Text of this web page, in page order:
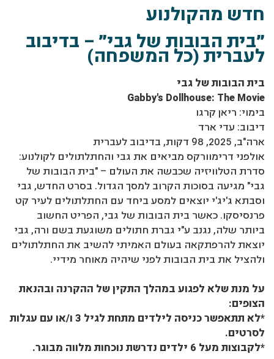
חדש מהקולנוע
״בית הבובות של גבי״ – בדיבוב
לעברית (כל המשפחה)
בית הבובות של גבי
Gabby's Dollhouse: The Movie
בימוי: ריאן קרגו
דיבוב: עדי ארד
ארה"ב, 2025, 98 דקות, בדיבוב לעברית
אולפני דרימוורקס מביאים את גבי והחתלתולים לקולנוע:
סדרת הטלוויזיה שכבשה את העולם – "בית הבובות של
גבי" מגיעה בסוכות הקרוב למסך הגדול. בסרט החדש, גבי
וסבתא ג'יג'י יוצאים למסע ביחד עם החתלתולים לעיר קט
פרנסיסקו. כאשר בית הבובות של גבי, הפריט החשוב
ביותר שלה, נגנב ע"י גברת חתולים משוגעת בשם ורה, גבי
יוצאת להרפתקאה בעולם האמיתי להשיב את החתלתולים
ולהציל את בית הבובות לפני שיהיה מאוחר מידיי.
על מנת שלא לפגוע במהלך התקין של ההקרנה ובהנאת
הצופים:
*לא תתאפשר כניסה לילדים מתחת לגיל 3 ו/או עם עגלות
לסרטים.
*לקבוצות מעל 6 ילדים נדרשת נוכחות מלווה מבוגר.